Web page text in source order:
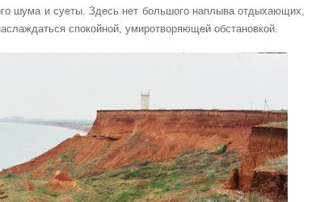
шума и суеты. Здесь нет большого наплыва отдыхающих,
спокойной, умиротворяющей обстановкой.